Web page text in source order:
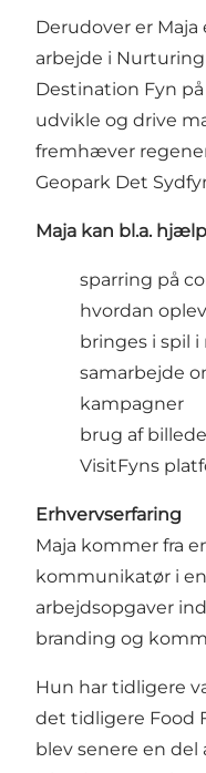
Derudover er
arbejde i
Destination Fyn
udvikle og drive
fremhæver
Geopark Det
Maja kan bl.a.
sparring på
hvordan
bringes i spil
samarbejde
kampagner
brug af
VisitFyns
Erhvervserfaring
Maja kommer fra
kommunikatør i
arbejdsopgaver
branding og
Hun har tidligere
det tidligere Food
blev senere en del